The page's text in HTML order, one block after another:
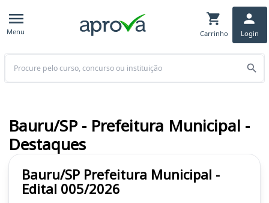
Menu Carrinho Login
Buscar
Bauru/SP Prefeitura Municipal -
Edital 005/2026
Bauru/SP - Prefeitura Municipal -
Destaques